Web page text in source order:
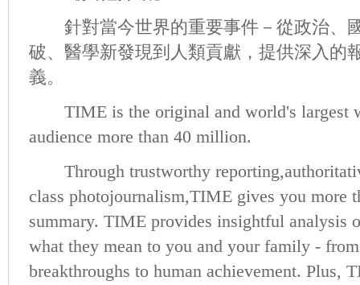
針對當今世界的重要事件－從政治、
破、醫學新發現到人類貢獻，提供深入的
義。
TIME is the original and world's largest
audience more than 40 million.
Through trustworthy
class photojournalism,TIME gives you more
summary. TIME provides insightful analysis
what they mean to you and your family -
breakthroughs to human achievement. Plus,